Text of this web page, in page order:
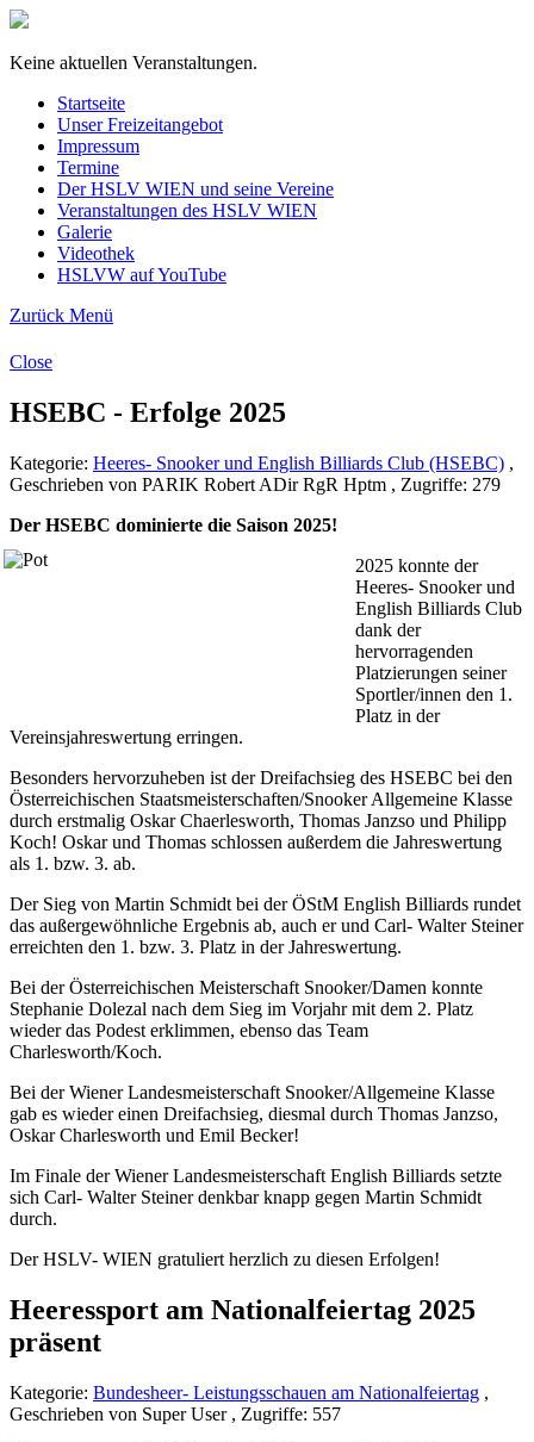
Keine aktuellen Veranstaltungen.
Startseite
Unser Freizeitangebot
Impressum
Termine
Der HSLV WIEN und seine Vereine
Veranstaltungen des HSLV WIEN
Galerie
Videothek
HSLVW auf YouTube
Zurück Menü
Close
HSEBC - Erfolge 2025
Kategorie: Heeres- Snooker und English Billiards Club (HSEBC) ,
Geschrieben von PARIK Robert ADir RgR Hptm , Zugriffe: 279
Der HSEBC dominierte die Saison 2025!
2025 konnte der
Heeres- Snooker und
English Billiards Club
dank der
hervorragenden
Platzierungen seiner
Sportler/innen den 1.
Platz in der
Vereinsjahreswertung erringen.
Besonders hervorzuheben ist der Dreifachsieg des HSEBC bei den
Österreichischen Staatsmeisterschaften/Snooker Allgemeine Klasse
durch erstmalig Oskar Chaerlesworth, Thomas Janzso und Philipp
Koch! Oskar und Thomas schlossen außerdem die Jahreswertung
als 1. bzw. 3. ab.
Der Sieg von Martin Schmidt bei der ÖStM English Billiards rundet
das außergewöhnliche Ergebnis ab, auch er und Carl- Walter Steiner
erreichten den 1. bzw. 3. Platz in der Jahreswertung.
Bei der Österreichischen Meisterschaft Snooker/Damen konnte
Stephanie Dolezal nach dem Sieg im Vorjahr mit dem 2. Platz
wieder das Podest erklimmen, ebenso das Team
Charlesworth/Koch.
Bei der Wiener Landesmeisterschaft Snooker/Allgemeine Klasse
gab es wieder einen Dreifachsieg, diesmal durch Thomas Janzso,
Oskar Charlesworth und Emil Becker!
Im Finale der Wiener Landesmeisterschaft English Billiards setzte
sich Carl- Walter Steiner denkbar knapp gegen Martin Schmidt
durch.
Der HSLV- WIEN gratuliert herzlich zu diesen Erfolgen!
Heeressport am Nationalfeiertag 2025
präsent
Kategorie: Bundesheer- Leistungsschauen am Nationalfeiertag ,
Geschrieben von Super User , Zugriffe: 557